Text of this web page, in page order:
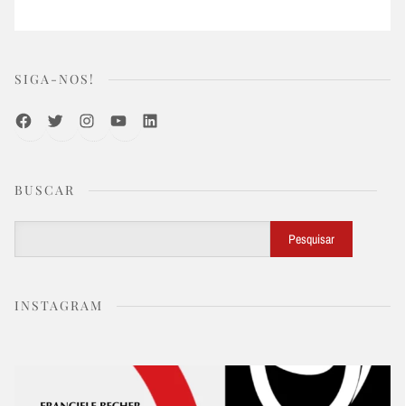
SIGA-NOS!
FacebookTwitterInstagramYoutubeLinkedIn
BUSCAR
Pesquisar
INSTAGRAM